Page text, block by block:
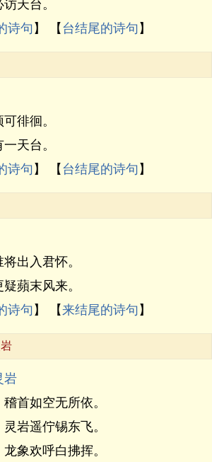
天台。
诗句 】 【 台结尾的诗句 】
徘徊。
天台。
诗句 】 【 台结尾的诗句 】
出入君怀。
蘋末风来。
诗句 】 【来结尾的诗句 】
岩
首如空无所依。
岩遥佇锡东飞。
象欢呼白拂挥。